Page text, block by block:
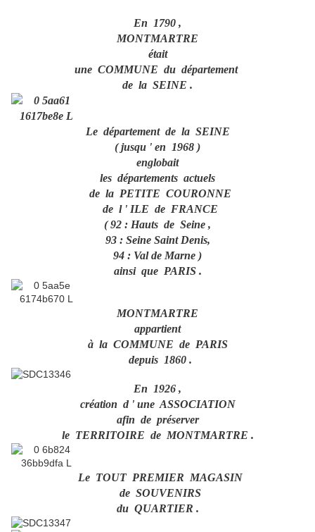
En 1790 ,
MONTMARTRE
était
une COMMUNE du département
de la SEINE .
Le département de la SEINE
( jusqu ' en 1968 )
englobait
les départements actuels
de la PETITE COURONNE
de l ' ILE de FRANCE
( 92 : Hauts de Seine ,
93 : Seine Saint Denis,
94 : Val de Marne )
ainsi que PARIS .
MONTMARTRE
appartient
à la COMMUNE de PARIS
depuis 1860 .
En 1926 ,
création d ' une ASSOCIATION
afin de préserver
le TERRITOIRE de MONTMARTRE .
Le TOUT PREMIER MAGASIN
de SOUVENIRS
du QUARTIER .